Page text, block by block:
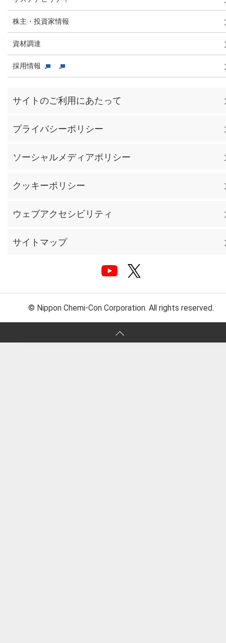
株主・投資家情報
資材調達
採用情報
サイトのご利用にあたって
プライバシーポリシー
ソーシャルメディアポリシー
クッキーポリシー
ウェブアクセシビリティ
サイトマップ
© Nippon Chemi-Con Corporation. All rights reserved.